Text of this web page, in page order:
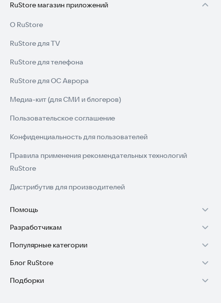
RuStore магазин приложений
О RuStore
RuStore для TV
RuStore для телефона
RuStore для ОС Аврора
Медиа-кит (для СМИ и блогеров)
Пользовательское соглашение
Конфиденциальность для пользователей
Правила применения рекомендательных технологий
RuStore
Дистрибутив для производителей
Помощь
Установка RuStore на TV
Установка RuStore на телефон
Установка RuStore в машину
Помощь пользователям RuStore
Разработчикам
Зарабатывать с RuStore
Стать разработчиком
Доступ к RuStore Консоль
Популярные категории
Игры для Android
Приложения банков
Блог RuStore
Обзоры игр для Android 2025
Подборки